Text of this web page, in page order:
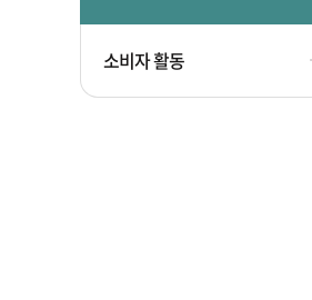
소비자 활동